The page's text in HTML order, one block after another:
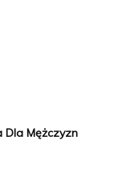
Mężczyzn